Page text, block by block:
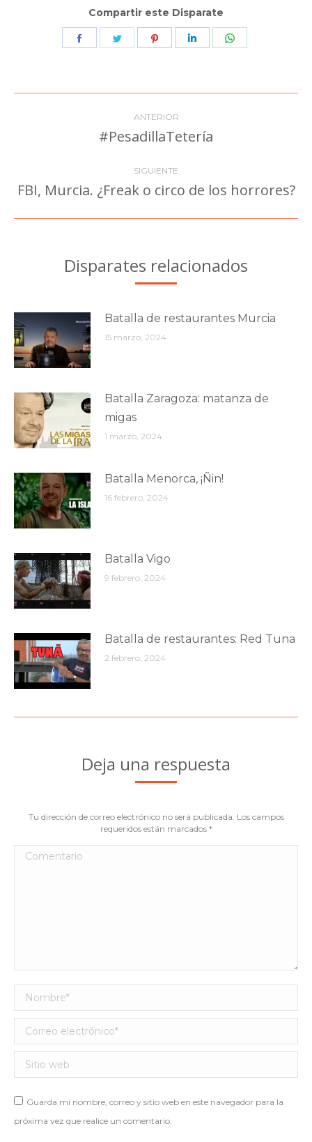
Compartir este Disparate
Share
Share
Share
Share
Navegación
publicaciones
ANTERIOR
Publicación
#PesadillaTetería
SIGUIENTE
Publicación
FBI, Murcia. ¿Freak o circo de los horrores?
Disparates relacionados
Batalla de restaurantes Murcia
15 marzo, 2024
Batalla Zaragoza: matanza de
migas
1 marzo, 2024
Batalla Menorca, ¡Ñin!
16 febrero, 2024
Batalla Vigo
9 febrero, 2024
Batalla de restaurantes: Red Tuna
2 febrero, 2024
Deja una respuesta
Tu dirección de correo electrónico no será publicada. Los campos
requeridos están marcados *
Comentario
Nombre *
Correo electrónico *
Sitio web
Guarda mi nombre, correo y sitio web en este navegador para la
próxima vez que realice un comentario.